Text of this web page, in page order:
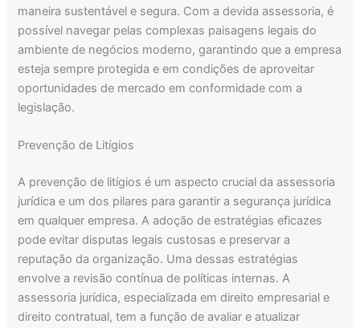
maneira sustentável e segura. Com a devida assessoria, é
possível navegar pelas complexas paisagens legais do
ambiente de negócios moderno, garantindo que a empresa
esteja sempre protegida e em condições de aproveitar
oportunidades de mercado em conformidade com a
legislação.
Prevenção de Litígios
A prevenção de litígios é um aspecto crucial da assessoria
jurídica e um dos pilares para garantir a segurança jurídica
em qualquer empresa. A adoção de estratégias eficazes
pode evitar disputas legais custosas e preservar a
reputação da organização. Uma dessas estratégias
envolve a revisão contínua de políticas internas. A
assessoria jurídica, especializada em direito empresarial e
direito contratual, tem a função de avaliar e atualizar